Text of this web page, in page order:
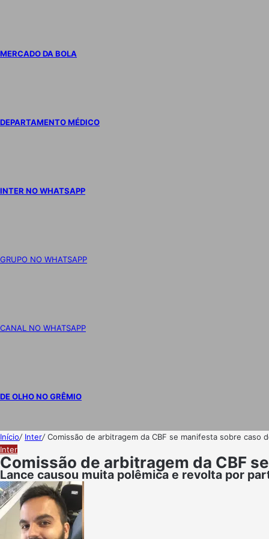
MERCADO DA BOLA
DEPARTAMENTO MÉDICO
INTER NO WHATSAPP
GRUPO NO WHATSAPP
CANAL NO WHATSAPP
DE OLHO NO GRÊMIO
Início/ Inter/Comissão de arbitragem da CBF se manifesta sobre caso
Inter
Comissão de arbitragem da CBF
Lance causou muita polêmica e revolta por